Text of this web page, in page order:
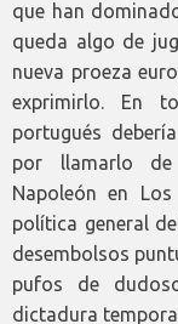
que han
queda algo de
nueva proeza
exprimirlo. En
portugués
por llamarlo de
Napoleón en
política general
desembolsos
pufos de
dictadura